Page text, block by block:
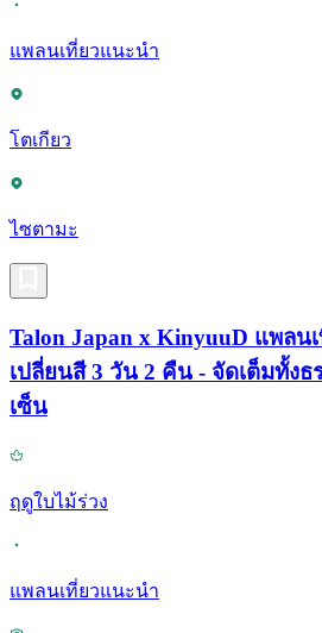
แพลนเที่ยวแนะนำ
โตเกียว
ไซตามะ
Talon Japan x KinyuuD แพลน
เปลี่ยนสี 3 วัน 2 คืน - จัดเต็มทั้ง
เซ็น
ฤดูใบไม้ร่วง
แพลนเที่ยวแนะนำ